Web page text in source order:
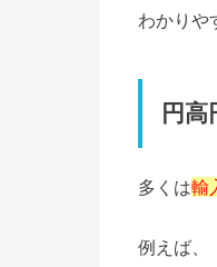
わかりや
円
多くは輸
例えば、